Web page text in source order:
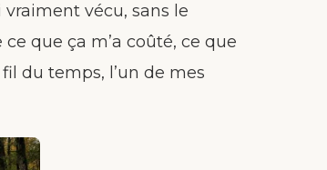
vraiment vécu, sans le
que ça m’a coûté, ce que
du temps, l’un de mes